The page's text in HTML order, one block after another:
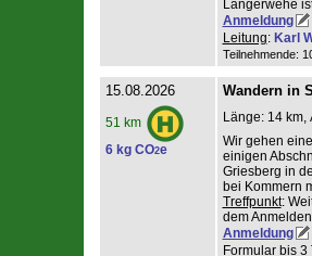
Langerwehe
Anmeldung
Leitung: Karl
Teilnehmende:
15.08.2026
51 km
6 kg CO2e
Wandern in
Länge: 14 km,
Wir gehen
einigen
Griesberg in
bei Kommern
Treffpunkt:
dem
Anmeldung
Formular bis 3